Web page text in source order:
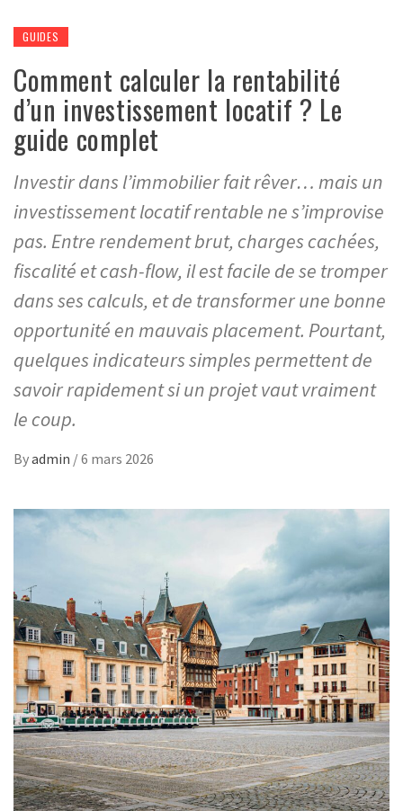
GUIDES
Comment calculer la rentabilité
d’un investissement locatif ? Le
guide complet
Investir dans l’immobilier fait rêver… mais un
investissement locatif rentable ne s’improvise
pas. Entre rendement brut, charges cachées,
fiscalité et cash-flow, il est facile de se tromper
dans ses calculs, et de transformer une bonne
opportunité en mauvais placement. Pourtant,
quelques indicateurs simples permettent de
savoir rapidement si un projet vaut vraiment
le coup.
Byadmin /6 mars 2026